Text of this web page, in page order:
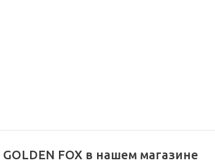
FOX в нашем магазине